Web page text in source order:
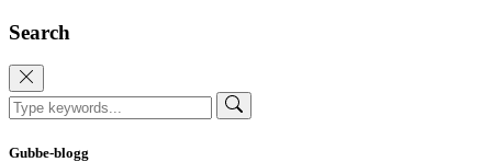
Search
Gubbe-blogg